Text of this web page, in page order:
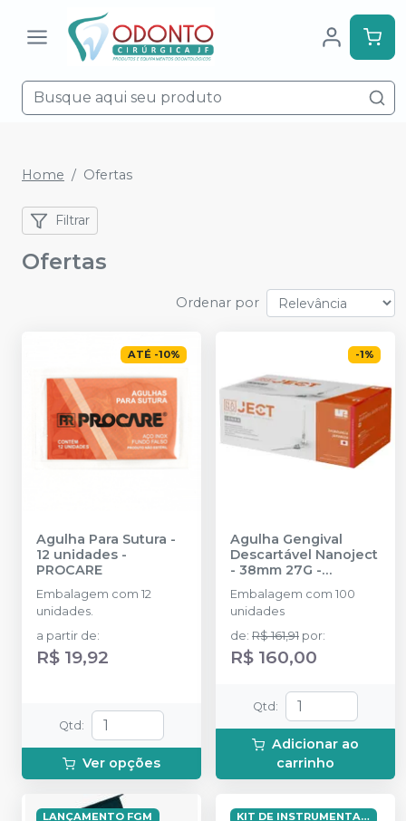
Home Ofertas
Filtrar
Ofertas
Ordenar por
ATÉ -10%
Agulha Para Sutura -
12 unidades -
PROCARE
Embalagem com 12
unidades.
a partir de:
R$ 19,92
Qtd :
Ver opções
-1%
Agulha Gengival
Descartável Nanoject
- 38mm 27G -
ULTRADENT
Embalagem com 100
unidades
de: R$ 161,91 por:
R$ 160,00
Qtd :
Adicionar ao
carrinho
LANÇAMENTO FGM KIT DE INSTRUMENTAL PARA RESTAURAÇÕES DE RESINA COMPOSTA